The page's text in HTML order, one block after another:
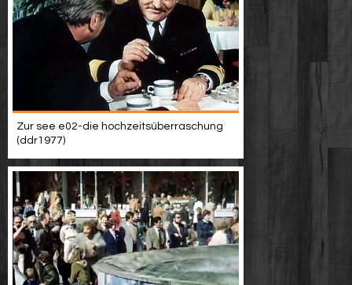
Zur see e02-die hochzeitsüberraschung
(ddr1977)